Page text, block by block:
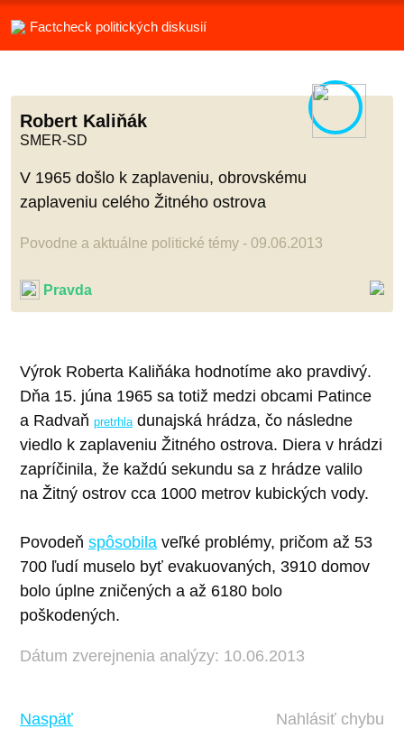
Factcheck politických diskusií
Robert Kaliňák
SMER-SD
V 1965 došlo k zaplaveniu, obrovskému
zaplaveniu celého Žitného ostrova
Povodne a aktuálne politické témy - 09.06.2013
Pravda
Výrok Roberta Kaliňáka hodnotíme ako pravdivý.
Dňa 15. júna 1965 sa totiž medzi obcami Patince
a Radvaň pretrhla dunajská hrádza, čo následne
viedlo k zaplaveniu Žitného ostrova. Diera v hrádzi
zapríčinila, že každú sekundu sa z hrádze valilo
na Žitný ostrov cca 1000 metrov kubických vody.
Povodeň spôsobila veľké problémy, pričom až 53
700 ľudí muselo byť evakuovaných, 3910 domov
bolo úplne zničených a až 6180 bolo
poškodených.
Dátum zverejnenia analýzy: 10.06.2013
Naspäť Nahlásiť chybu